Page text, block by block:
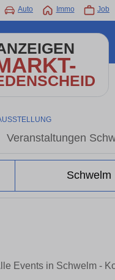
Auto Immo Job
Veranstaltungen
Events in Schwelm -